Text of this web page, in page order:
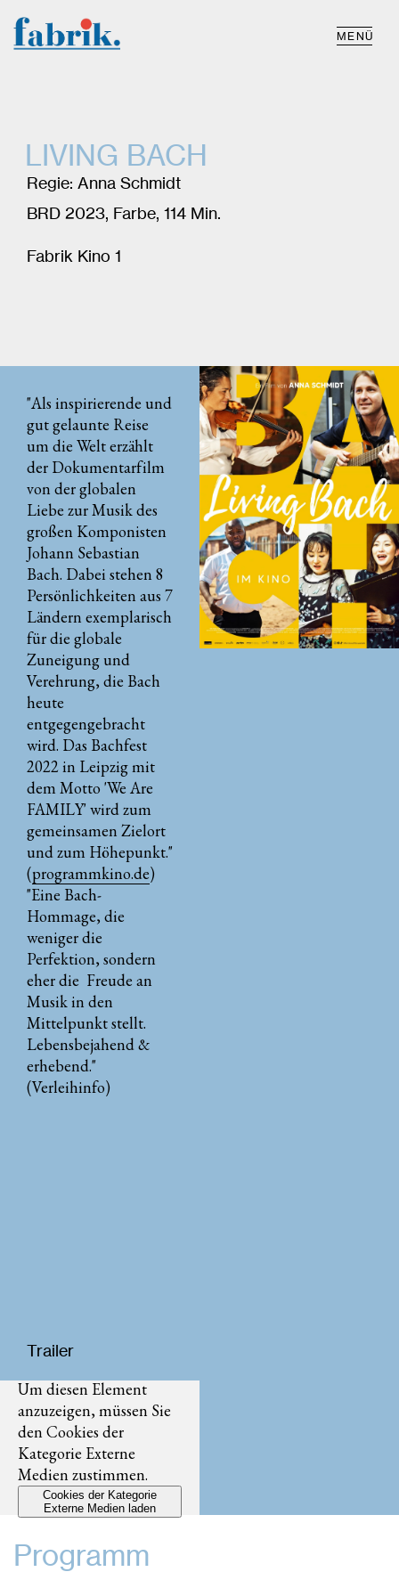
MENÜ
LIVING BACH
Regie: Anna Schmidt
BRD 2023, Farbe, 114 Min.
Fabrik Kino 1
"Als inspirierende und
gut gelaunte Reise
um die Welt erzählt
der Dokumentarfilm
von der globalen
Liebe zur Musik des
großen Komponisten
Johann Sebastian
Bach. Dabei stehen 8
Persönlichkeiten aus 7
Ländern exemplarisch
für die globale
Zuneigung und
Verehrung, die Bach
heute
entgegengebracht
wird. Das Bachfest
2022 in Leipzig mit
dem Motto 'We Are
FAMILY' wird zum
gemeinsamen Zielort
und zum Höhepunkt."
(programmkino.de)
"Eine Bach-
Hommage, die
weniger die
Perfektion, sondern
eher die Freude an
Musik in den
Mittelpunkt stellt.
Lebensbejahend &
erhebend."
(Verleihinfo)
Trailer
Um diesen Element
anzuzeigen, müssen Sie
den Cookies der
Kategorie Externe
Medien zustimmen.
Cookies der Kategorie
Externe Medien laden
Programm